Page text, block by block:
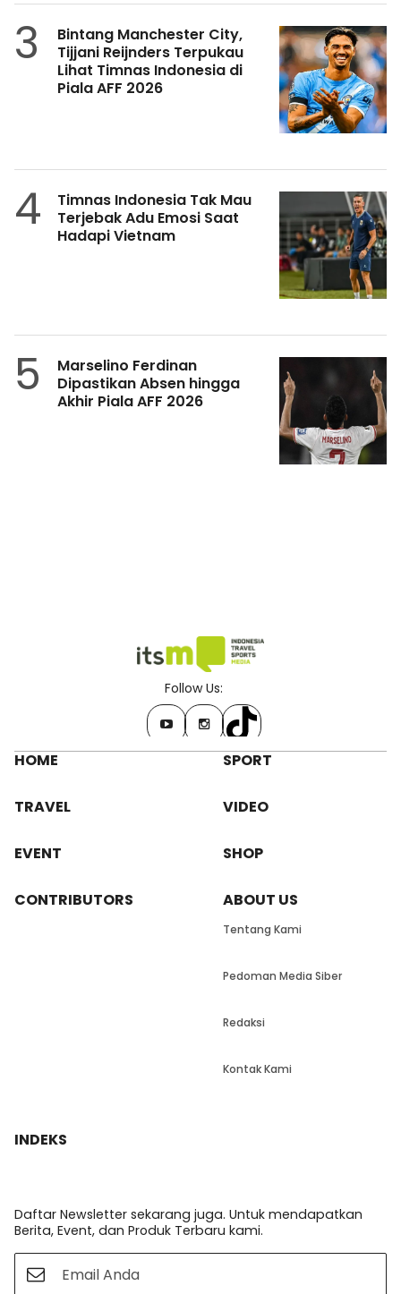
3
Bintang Manchester City,
Tijjani Reijnders Terpukau
Lihat Timnas Indonesia di
Piala AFF 2026
4
Timnas Indonesia Tak Mau
Terjebak Adu Emosi Saat
Hadapi Vietnam
5
Marselino Ferdinan
Dipastikan Absen hingga
Akhir Piala AFF 2026
Follow Us:
HOME SPORT
TRAVEL VIDEO
EVENT SHOP
CONTRIBUTORS ABOUT US
Tentang Kami
Pedoman Media Siber
Redaksi
Kontak Kami
INDEKS
Daftar Newsletter sekarang juga. Untuk mendapatkan
Berita, Event, dan Produk Terbaru kami.